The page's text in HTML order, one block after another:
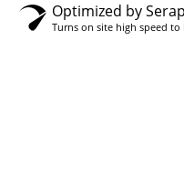
Optimized by
Turns on site high speed